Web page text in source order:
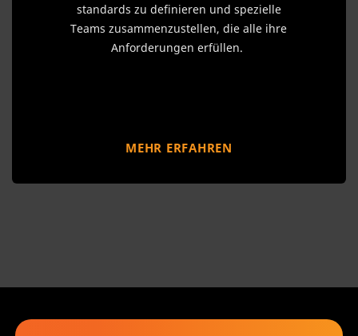
standards zu definieren und spezielle
Teams zusammenzustellen, die alle ihre
Anforderungen erfüllen.
MEHR ERFAHREN